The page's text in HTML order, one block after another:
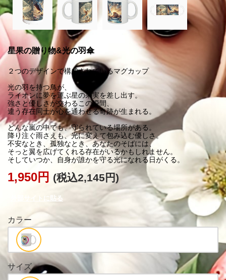
星果の贈り物&光の羽傘
２つのデザインで構成されているマグカップ
光の羽を持つ鳥が、
ライオンに夢を運ぶ星の果実を差し出す。
強さと優しさが交わるこの瞬間、
違う存在同士が心を通わせる奇跡が生まれる。
どんな嵐の中でも、守られている場所がある。
降り注ぐ雨さえも、光に変えて包み込む優しさ。
不安なとき、孤独なとき、あなたのそばには、
そっと翼を広げてくれる存在がいるかもしれません。
1,950円 (税込2,145円)
外部サイトに貼る
カラー
サイズ